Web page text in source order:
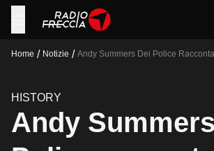
Home / Notizie / Andy Summers Dei Police
HISTORY
Andy